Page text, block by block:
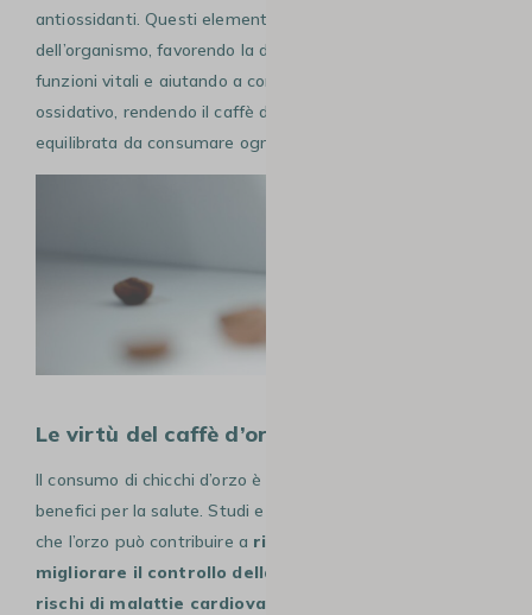
antiossidanti. Questi elementi contribuiscono al benessere
dell’organismo, favorendo la digestione, sostenendo le
funzioni vitali e aiutando a contrastare lo stress
ossidativo, rendendo il caffè d’orzo una bevanda sana ed
equilibrata da consumare ogni giorno.
Le virtù del caffè d’orzo per la salute
Il consumo di chicchi d’orzo è associato a numerosi
benefici per la salute. Studi e ricerche hanno evidenziato
che l’orzo può contribuire a ridurre il colesterolo
migliorare il controllo della glicemia e diminuire i
rischi di malattie cardiovascolari,